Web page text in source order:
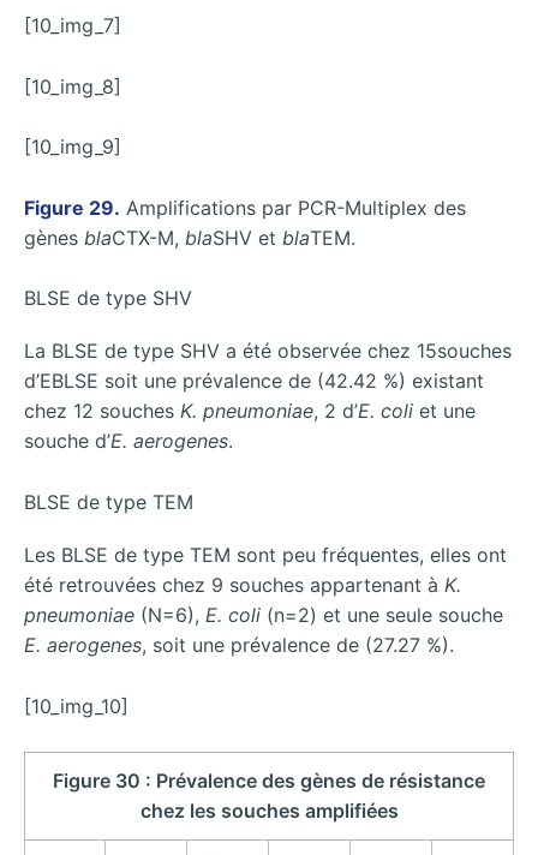
[10_img_7]
[10_img_8]
[10_img_9]
Figure 29. Amplifications par PCR-Multiplex des
gènes blaCTX-M, blaSHV et blaTEM.
BLSE de type SHV
La BLSE de type SHV a été observée chez 15souches
d’EBLSE soit une prévalence de (42.42 %) existant
chez 12 souches K. pneumoniae, 2 d’E. coli et une
souche d’E. aerogenes.
BLSE de type TEM
Les BLSE de type TEM sont peu fréquentes, elles ont
été retrouvées chez 9 souches appartenant à K.
pneumoniae (N=6), E. coli (n=2) et une seule souche
E. aerogenes, soit une prévalence de (27.27 %).
[10_img_10]
Figure 30 : Prévalence des gènes de résistance
chez les souches amplifiées